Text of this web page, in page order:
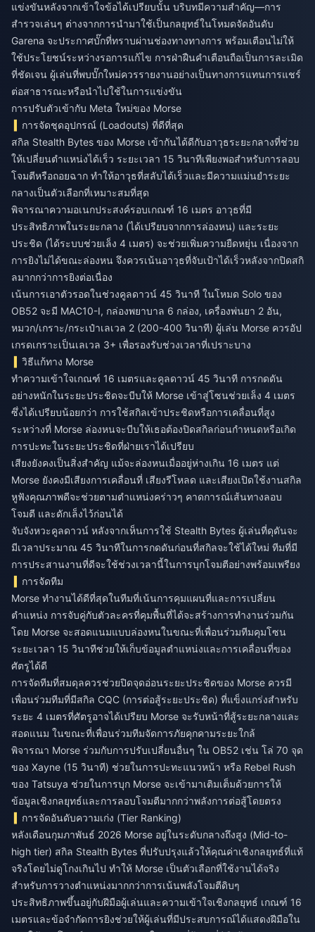
แข่งขันหลังจากเข้าใจข้อได้เปรียบนั้น บริบทมีความสำคัญ—การ
สำรวจเล่นๆ ต่างจากการนำมาใช้เป็นกลยุทธ์ในโหมดจัดอันดับ
Garena จะประกาศบั๊กที่ทราบผ่านช่องทางทางการ พร้อมเตือนไม่ให้
ใช้ประโยชน์ระหว่างรอการแก้ไข การฝ่าฝืนคำเตือนถือเป็นการละเมิด
ที่ชัดเจน ผู้เล่นที่พบบั๊กใหม่ควรรายงานอย่างเป็นทางการแทนการแชร์
ต่อสาธารณะหรือนำไปใช้ในการแข่งขัน
การปรับตัวเข้ากับ Meta ใหม่ของ Morse
การจัดชุดอุปกรณ์ (Loadouts) ที่ดีที่สุด
สกิล Stealth Bytes ของ Morse เข้ากันได้ดีกับอาวุธระยะกลางที่ช่วย
ให้เปลี่ยนตำแหน่งได้เร็ว ระยะเวลา 15 วินาทีเพียงพอสำหรับการลอบ
โจมตีหรือถอยฉาก ทำให้อาวุธที่สลับได้เร็วและมีความแม่นยำระยะ
กลางเป็นตัวเลือกที่เหมาะสมที่สุด
พิจารณาความอเนกประสงค์รอบเกณฑ์ 16 เมตร อาวุธที่มี
ประสิทธิภาพในระยะกลาง (ได้เปรียบจากการล่องหน) และระยะ
ประชิด (ได้ระบบช่วยเล็ง 4 เมตร) จะช่วยเพิ่มความยืดหยุ่น เนื่องจาก
การยิงไม่ได้ขณะล่องหน จึงควรเน้นอาวุธที่จับเป้าได้เร็วหลังจากปิดสกิ
ลมากกว่าการยิงต่อเนื่อง
เน้นการเอาตัวรอดในช่วงคูลดาวน์ 45 วินาที ในโหมด Solo ของ
OB52 จะมี MAC10-I, กล่องพยาบาล 6 กล่อง, เครื่องพ่นยา 2 อัน,
หมวก/เกราะ/กระเป๋าเลเวล 2 (200-400 วินาที) ผู้เล่น Morse ควรอัป
เกรดเกราะเป็นเลเวล 3+ เพื่อรองรับช่วงเวลาที่เปราะบาง
วิธีแก้ทาง Morse
ทำความเข้าใจเกณฑ์ 16 เมตรและคูลดาวน์ 45 วินาที การกดดัน
อย่างหนักในระยะประชิดจะบีบให้ Morse เข้าสู่โซนช่วยเล็ง 4 เมตร
ซึ่งได้เปรียบน้อยกว่า การใช้สกิลเข้าประชิดหรือการเคลื่อนที่สูง
ระหว่างที่ Morse ล่องหนจะบีบให้เธอต้องปิดสกิลก่อนกำหนดหรือเกิด
การปะทะในระยะประชิดที่ฝ่ายเราได้เปรียบ
เสียงยังคงเป็นสิ่งสำคัญ แม้จะล่องหนเมื่ออยู่ห่างเกิน 16 เมตร แต่
Morse ยังคงมีเสียงการเคลื่อนที่ เสียงรีโหลด และเสียงเปิดใช้งานสกิล
หูฟังคุณภาพดีจะช่วยตามตำแหน่งคร่าวๆ คาดการณ์เส้นทางลอบ
โจมตี และดักเล็งไว้ก่อนได้
จับจังหวะคูลดาวน์ หลังจากเห็นการใช้ Stealth Bytes ผู้เล่นที่ดุดันจะ
มีเวลาประมาณ 45 วินาทีในการกดดันก่อนที่สกิลจะใช้ได้ใหม่ ทีมที่มี
การประสานงานที่ดีจะใช้ช่วงเวลานี้ในการบุกโจมตีอย่างพร้อมเพรียง
การจัดทีม
Morse ทำงานได้ดีที่สุดในทีมที่เน้นการคุมแผนที่และการเปลี่ยน
ตำแหน่ง การจับคู่กับตัวละครที่คุมพื้นที่ได้จะสร้างการทำงานร่วมกัน
โดย Morse จะสอดแนมแบบล่องหนในขณะที่เพื่อนร่วมทีมคุมโซน
ระยะเวลา 15 วินาทีช่วยให้เก็บข้อมูลตำแหน่งและการเคลื่อนที่ของ
ศัตรูได้ดี
การจัดทีมที่สมดุลควรช่วยปิดจุดอ่อนระยะประชิดของ Morse ควรมี
เพื่อนร่วมทีมที่มีสกิล CQC (การต่อสู้ระยะประชิด) ที่แข็งแกร่งสำหรับ
ระยะ 4 เมตรที่ศัตรูอาจได้เปรียบ Morse จะรับหน้าที่สู้ระยะกลางและ
สอดแนม ในขณะที่เพื่อนร่วมทีมจัดการภัยคุกคามระยะใกล้
พิจารณา Morse ร่วมกับการปรับเปลี่ยนอื่นๆ ใน OB52 เช่น โล่ 70 จุด
ของ Xayne (15 วินาที) ช่วยในการปะทะแนวหน้า หรือ Rebel Rush
ของ Tatsuya ช่วยในการบุก Morse จะเข้ามาเติมเต็มด้วยการให้
ข้อมูลเชิงกลยุทธ์และการลอบโจมตีมากกว่าพลังการต่อสู้โดยตรง
การจัดอันดับความเก่ง (Tier Ranking)
หลังเดือนกุมภาพันธ์ 2026 Morse อยู่ในระดับกลางถึงสูง (Mid-to-
high tier) สกิล Stealth Bytes ที่ปรับปรุงแล้วให้คุณค่าเชิงกลยุทธ์ที่แท้
จริงโดยไม่ดูโกงเกินไป ทำให้ Morse เป็นตัวเลือกที่ใช้งานได้จริง
สำหรับการวางตำแหน่งมากกว่าการเน้นพลังโจมตีดิบๆ
ประสิทธิภาพขึ้นอยู่กับฝีมือผู้เล่นและความเข้าใจเชิงกลยุทธ์ เกณฑ์ 16
เมตรและข้อจำกัดการยิงช่วยให้ผู้เล่นที่มีประสบการณ์ได้แสดงฝีมือใน